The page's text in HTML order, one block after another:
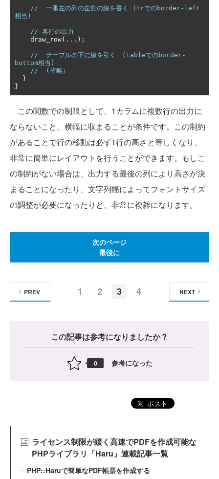
//  一番左の列の左側の線を書く (trでのborder-left
相当)
// 各行の出力
    draw_row
(...);
//  テーブルの下に線を引く　(tableでのborder-
bottom相当)
//  (省略）
}
}
この関数での制限として、1カラムに複数行の出力に
ならないこと、横幅に収まることが条件です。この制約
があることで行の移動は必ず1行の高さと等しくなり、
非常に簡単にレイアウトを行うことができます。もしこ
の制約がない場合は、出力する最後の列により高さが決
まることになったり、文字列幅によってフォントサイズ
の調整が必要になったりと、非常に複雑になります。
次のページ
最後に
1 2 3 4
PREV NEXT
この記事は参考になりましたか？
0 参考になった
ポスト
ライセンス制限が緩く高速でPDFを作成可能な
PHPライブラリ「Haru」連載記事一覧
PHP::Haruで簡単なPDF帳票を作成する